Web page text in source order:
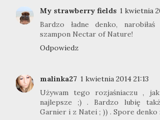
My strawberry fields 1 kwietnia
Bardzo ładne denko,
szampon Nectar of Nature!
Odpowiedz
malinka27 1 kwietnia 2014 21:13
Używam tego rozjaśniaczu ,
najlepsze ;) . Bardzo lubię
Garnier i z Natei ; )) . Spore denko